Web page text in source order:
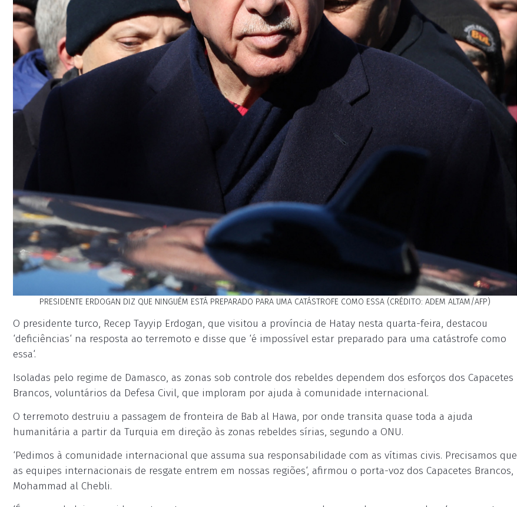
PRESIDENTE ERDOGAN DIZ QUE NINGUÉM ESTÁ PREPARADO PARA UMA CATÁSTROFE COMO ESSA (CRÉDITO: ADEM ALTAM/AFP)
O presidente turco, Recep Tayyip Erdogan, que visitou a província de Hatay nesta quarta-feira, destacou
‘deficiências‘ na resposta ao terremoto e disse que ‘é impossível estar preparado para uma catástrofe como
essa‘.
Isoladas pelo regime de Damasco, as zonas sob controle dos rebeldes dependem dos esforços dos Capacetes
Brancos, voluntários da Defesa Civil, que imploram por ajuda à comunidade internacional.
O terremoto destruiu a passagem de fronteira de Bab al Hawa, por onde transita quase toda a ajuda
humanitária a partir da Turquia em direção às zonas rebeldes sírias, segundo a ONU.
‘Pedimos à comunidade internacional que assuma sua responsabilidade com as vítimas civis. Precisamos que
as equipes internacionais de resgate entrem em nossas regiões‘, afirmou o porta-voz dos Capacetes Brancos,
Mohammad al Chebli.